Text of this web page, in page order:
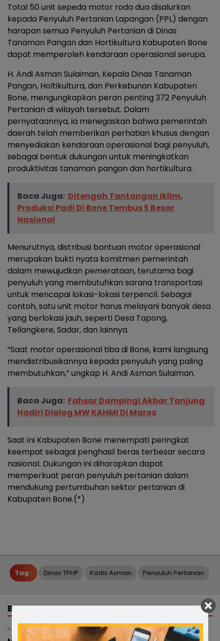
Total 50 unit sepeda motor roda dua disalurkan
kepada Penyuluh Pertanian Lapangan (PPL) dengan
harapan semua Penyuluh Pertanian di Dinas
Tanaman Pangan dan Hortikultura Kabupaten Bone
dapat memperoleh kendaraan operasional serupa.
H. Andi Asman Sulaiman, Kepala Dinas Tanaman
Pangan, Holtikultura, dan Perkebunan Kabupaten
Bone, mengungkapkan peran penting 372 Penyuluh
Pertanian di wilayah tersebut. Dalam
pernyataannya, ia menegaskan bahwa pemerintah
daerah telah memberikan perhatian khusus dengan
menyediakan kendaraan operasional bagi penyuluh,
sebagai bentuk dukungan untuk meningkatkan
produktivitas tanaman pangan dan hortikultura.
Baca Juga: Ditengah Tantangan Iklim,
Produksi Padi Di Bone Tembus 5 Besar
Nasional
Menurutnya, distribusi bantuan motor operasional
merupakan bukti nyata komitmen pemerintah
dalam mewujudkan pemerataan, terutama bagi
penyuluh yang membutuhkan sarana transportasi
untuk mencapai lokasi-lokasi terpencil. Sebagai
contoh, satu unit motor harus melayani banyak desa
yang berlokasi jauh, seperti Desa Tapong,
Tellangkere, Sadar, dan lainnya.
“Saat motor operasional tiba di Bone, kami langsung
mendistribusikannya kepada penyuluh yang paling
membutuhkan,” ungkap H. Andi Asman Sulaiman.
Baca Juga: Fahsar Dampingi Akbar Tanjung
Hadiri Dialog MW KAHMI Di Maros
Saat ini Kabupaten Bone menempati peringkat
keempat sebagai penghasil beras terbesar secara
nasional. Dukungan ini diharapkan dapat
memperkuat peran penyuluh pertanian dalam
mendukung pertumbuhan sektor pertanian di
Kabupaten Bone.(*)
Tag : Dinas TPHP Kadis Asman Penyuluh Pertanian
BERITA TERKAIT
Kamis, 6 Agustus 2026 - 00:25 WITA